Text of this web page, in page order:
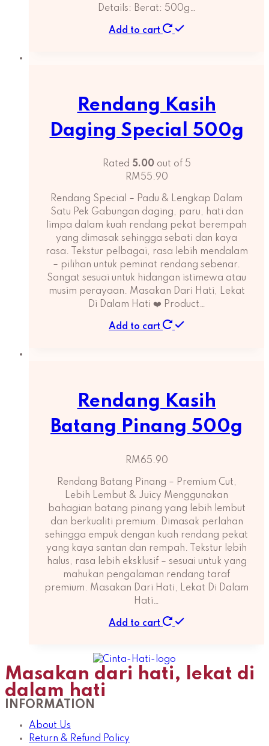
Details: Berat: 500g…
Add to cart
Rendang Kasih
Daging Special 500g
Rated 5.00out of 5
RM55.90
Rendang Special – Padu & Lengkap Dalam
Satu Pek Gabungan daging, paru, hati dan
limpa dalam kuah rendang pekat berempah
yang dimasak sehingga sebati dan kaya
rasa. Tekstur pelbagai, rasa lebih mendalam
– pilihan untuk peminat rendang sebenar.
Sangat sesuai untuk hidangan istimewa atau
musim perayaan. Masakan Dari Hati, Lekat
Di Dalam Hati ❤️ Product…
Add to cart
Rendang Kasih
Batang Pinang 500g
RM65.90
Rendang Batang Pinang – Premium Cut,
Lebih Lembut & Juicy Menggunakan
bahagian batang pinang yang lebih lembut
dan berkualiti premium. Dimasak perlahan
sehingga empuk dengan kuah rendang pekat
yang kaya santan dan rempah. Tekstur lebih
halus, rasa lebih eksklusif – sesuai untuk yang
mahukan pengalaman rendang taraf
premium. Masakan Dari Hati, Lekat Di Dalam
Hati…
Add to cart
Masakan dari hati, lekat di
dalam hati
INFORMATION
About Us
Return & Refund Policy